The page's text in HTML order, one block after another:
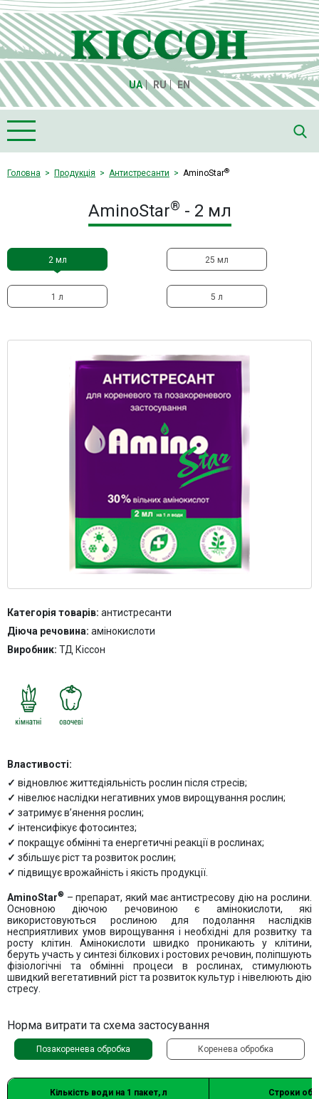
UA RU EN
Головна
Культури
Медіа
Контакти
Головна Продукція Антистресанти AminoStar®
AminoStar® - 2 мл
2 мл 25 мл
1 л 5 л
Категорія товарів: антистресанти
Діюча речовина: амінокислоти
Виробник: ТД Кіссон
Властивості:
відновлює життєдіяльність рослин після стресів;
нівелює наслідки негативних умов вирощування рослин;
затримує в’янення рослин;
інтенсифікує фотосинтез;
покращує обмінні та енергетичні реакції в рослинах;
збільшує ріст та розвиток рослин;
підвищує врожайність і якість продукції.
AminoStar® – препарат, який має антистресову дію на рослини.
Основною діючою речовиною є амінокислоти, які
використовуються рослиною для подолання наслідків
несприятливих умов вирощування і необхідні для розвитку та
росту клітин. Амінокислоти швидко проникають у клітини,
беруть участь у синтезі білкових і ростових речовин, поліпшують
фізіологічні та обмінні процеси в рослинах, стимулюють
швидкий вегетативний ріст та розвиток культур і нівелюють дію
стресу.
Норма витрати та схема застосування
Позакоренева обробка Коренева обробка
Кількість води на 1 пакет, л Строки